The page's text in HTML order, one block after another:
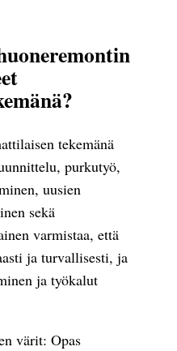
tekemänä
purkutyö,
uusien
sekä
varmistaa, että
ja turvallisesti, ja
ja työkalut
värit: Opas